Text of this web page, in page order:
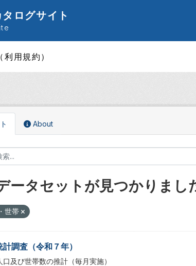
ログサイト
用規約）
About
ータセットが見つかりまし
世帯
調査（令和７年）
及び世帯数の推計（毎月実施）